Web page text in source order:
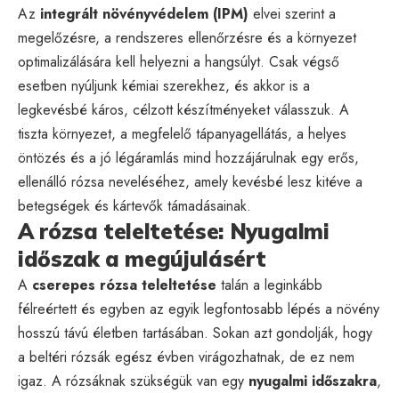
Az integrált növényvédelem (IPM) elvei szerint a
megelőzésre, a rendszeres ellenőrzésre és a környezet
optimalizálására kell helyezni a hangsúlyt. Csak végső
esetben nyúljunk kémiai szerekhez, és akkor is a
legkevésbé káros, célzott készítményeket válasszuk. A
tiszta környezet, a megfelelő tápanyagellátás, a helyes
öntözés és a jó légáramlás mind hozzájárulnak egy erős,
ellenálló rózsa neveléséhez, amely kevésbé lesz kitéve a
betegségek és kártevők támadásainak.
A rózsa teleltetése: Nyugalmi
időszak a megújulásért
A cserepes rózsa teleltetése talán a leginkább
félreértett és egyben az egyik legfontosabb lépés a növény
hosszú távú életben tartásában. Sokan azt gondolják, hogy
a beltéri rózsák egész évben virágozhatnak, de ez nem
igaz. A rózsáknak szükségük van egy nyugalmi időszakra,